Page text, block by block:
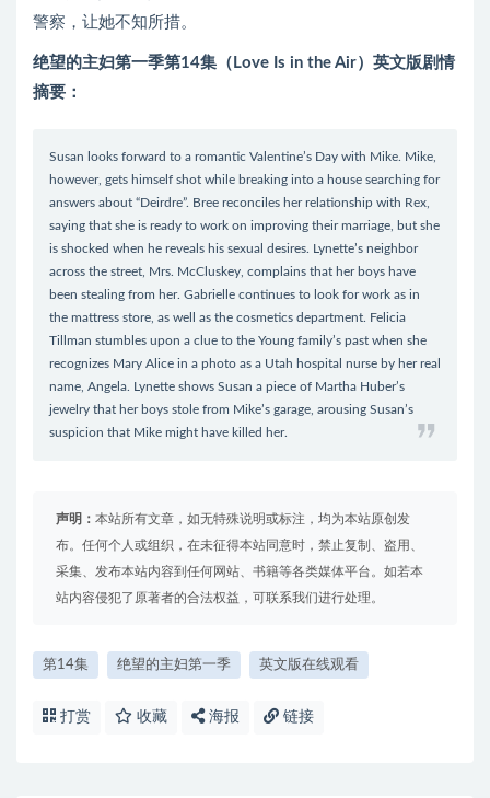
警察，让她不知所措。
绝望的主妇第一季第14集（Love Is in the Air）英文版剧情
摘要：
Susan looks forward to a romantic Valentine’s Day with Mike. Mike,
however, gets himself shot while breaking into a house searching for
answers about “Deirdre”. Bree reconciles her relationship with Rex,
saying that she is ready to work on improving their marriage, but she
is shocked when he reveals his sexual desires. Lynette’s neighbor
across the street, Mrs. McCluskey, complains that her boys have
been stealing from her. Gabrielle continues to look for work as in
the mattress store, as well as the cosmetics department. Felicia
Tillman stumbles upon a clue to the Young family’s past when she
recognizes Mary Alice in a photo as a Utah hospital nurse by her real
name, Angela. Lynette shows Susan a piece of Martha Huber’s
jewelry that her boys stole from Mike’s garage, arousing Susan’s
suspicion that Mike might have killed her.
声明： 本站所有文章，如无特殊说明或标注，均为本站原创发
布。任何个人或组织，在未征得本站同意时，禁止复制、盗用、
采集、发布本站内容到任何网站、书籍等各类媒体平台。如若本
站内容侵犯了原著者的合法权益，可联系我们进行处理。
第14集 绝望的主妇第一季 英文版在线观看
打赏 收藏 海报 链接